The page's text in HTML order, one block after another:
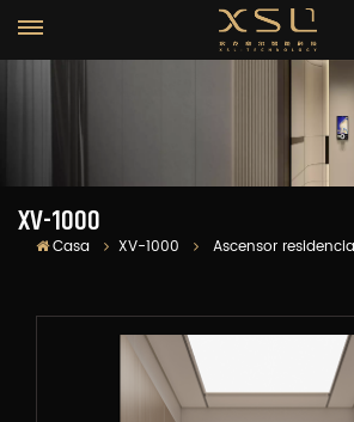
XV-1000
Casa XV-1000 Ascensor